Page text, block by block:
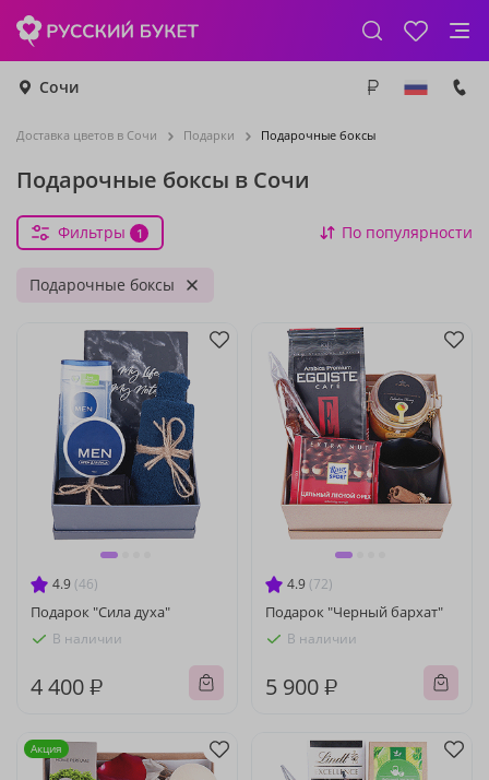
Сочи
Доставка цветов в Сочи Подарки Подарочные боксы
Подарочные боксы в Сочи
Фильтры 1 По популярности
Подарочные боксы
4.9 (46)
Подарок "Сила духа"
В наличии
4 400 ₽
4.9 (72)
Подарок "Черный бархат"
В наличии
5 900 ₽
Акция